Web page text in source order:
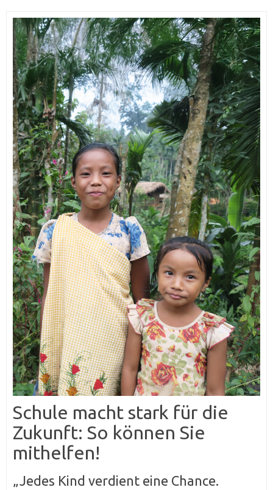
Schule macht stark für die
Zukunft: So können Sie
mithelfen!
„Jedes Kind verdient eine Chance.